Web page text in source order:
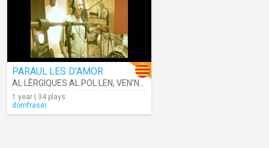
PARAUL·LES D'AMOR
AL·LÈRGIQUES AL POL·LEN, VEN'NUS I JOAN MANUEL SERRAT
1 year | 34 plays
domfraser